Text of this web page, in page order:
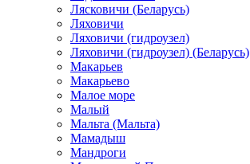
Лясковичи (Беларусь)
Ляховичи
Ляховичи (гидроузел)
Ляховичи (гидроузел) (Беларусь)
Макарьев
Макарьево
Малое море
Малый
Мальта (Мальта)
Мамадыш
Мандроги